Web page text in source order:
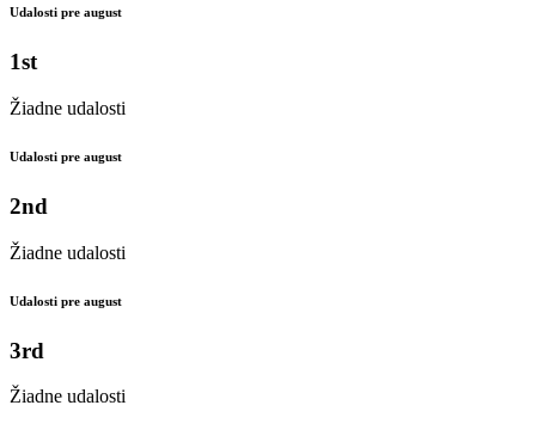
Udalosti pre august
1st
Žiadne udalosti
Udalosti pre august
2nd
Žiadne udalosti
Udalosti pre august
3rd
Žiadne udalosti